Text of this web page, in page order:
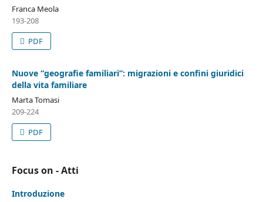
Franca Meola
193-208
PDF
Nuove “geografie familiari”: migrazioni e confini giuridici
della vita familiare
Marta Tomasi
209-224
PDF
Focus on - Atti
Introduzione